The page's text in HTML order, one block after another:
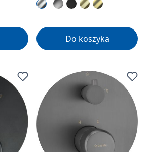
Do koszyka